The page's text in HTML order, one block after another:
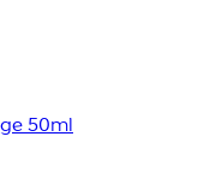
50ml